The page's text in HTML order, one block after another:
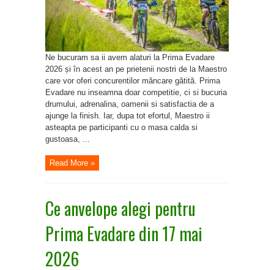
Ne bucuram sa ii avem alaturi la Prima Evadare
2026 și în acest an pe prietenii nostri de la Maestro
care vor oferi concurentilor măncare gătită. Prima
Evadare nu inseamna doar competitie, ci si bucuria
drumului, adrenalina, oamenii si satisfactia de a
ajunge la finish. Iar, dupa tot efortul, Maestro ii
asteapta pe participanti cu o masa calda si
gustoasa, ...
Read More »
Ce anvelope alegi pentru
Prima Evadare din 17 mai
2026